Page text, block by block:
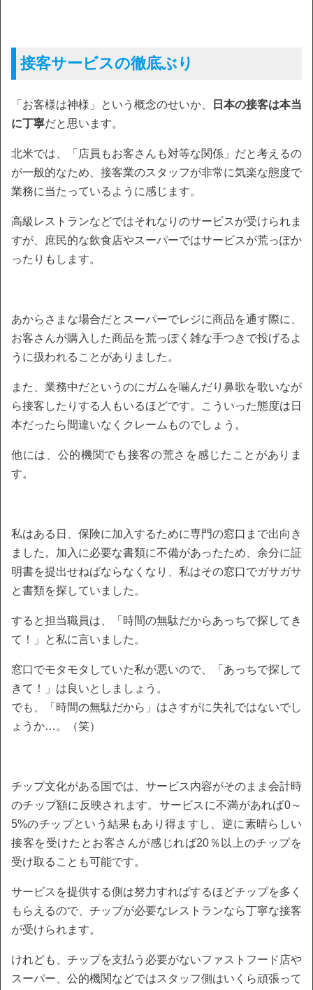
接客サービスの徹底ぶり
「お客様は神様」という概念のせいか、
日本の接客は本当
に丁寧だと思います。
北米では、「店員もお客さんも対等な関係」だと考えるの
が一般的なため、接客業のスタッフが非常に気楽な態度で
業務に当たっているように感じます。
高級レストランなどではそれなりのサービスが受けられま
すが、庶民的な飲食店やスーパーではサービスが荒っぽか
ったりもします。
あからさまな場合だとスーパーでレジに商品を通す際に、
お客さんが購入した商品を荒っぽく雑な手つきで投げるよ
うに扱われることがありました。
また、業務中だというのにガムを噛んだり鼻歌を歌いなが
ら接客したりする人もいるほどです。こういった態度は日
本だったら間違いなくクレームものでしょう。
他には、公的機関でも接客の荒さを感じたことがありま
す。
私はある日、保険に加入するために専門の窓口まで出向き
ました。加入に必要な書類に不備があったため、余分に証
明書を提出せねばならなくなり、私はその窓口でガサガサ
と書類を探していました。
すると担当職員は、「時間の無駄だからあっちで探してき
て！」と私に言いました。
窓口でモタモタしていた私が悪いので、「あっちで探して
きて！」は良いとしましょう。
でも、「時間の無駄だから」はさすがに失礼ではないでし
ょうか…。（笑）
チップ文化がある国では、サービス内容がそのまま会計時
のチップ額に反映されます。サービスに不満があれば0～
5%のチップという結果もあり得ますし、逆に素晴らしい
接客を受けたとお客さんが感じれば20％以上のチップを
受け取ることも可能です。
サービスを提供する側は努力すればするほどチップを多く
もらえるので、チップが必要なレストランなら丁寧な接客
が受けられます。
けれども、チップを支払う必要がないファストフード店や
スーパー、公的機関などではスタッフ側はいくら頑張って